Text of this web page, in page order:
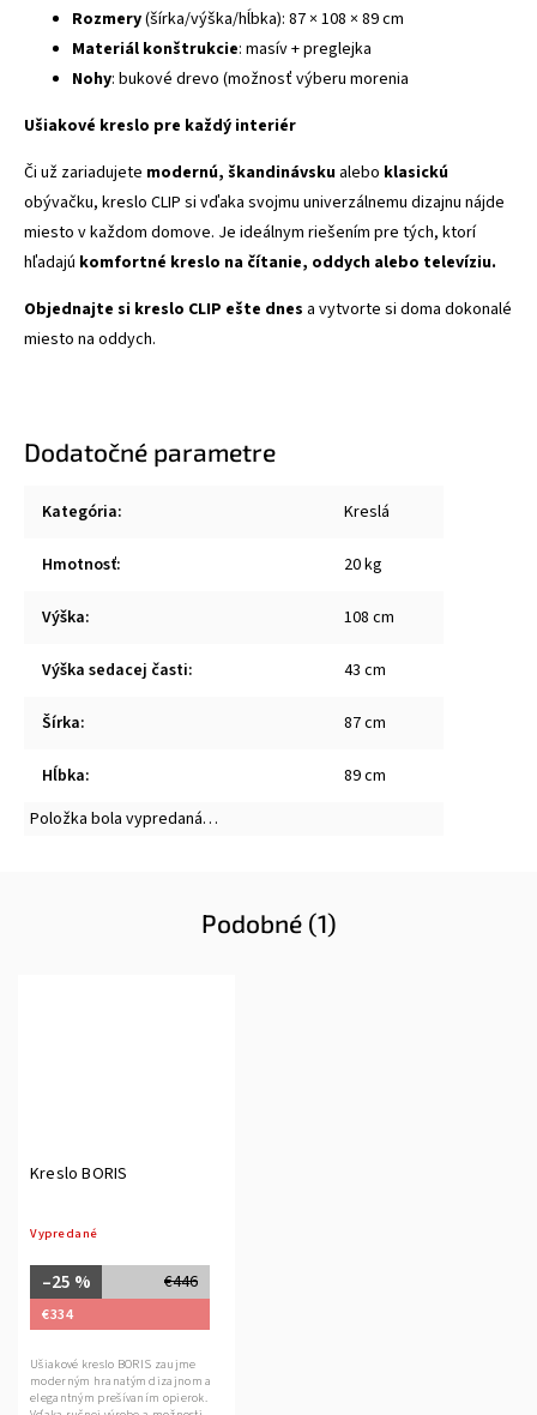
Rozmery(šírka/výška/hĺbka): 87 × 108 × 89 cm
Materiál konštrukcie: masív + preglejka
Nohy: bukové drevo (možnosť výberu morenia
Ušiakové kreslo pre každý interiér
Či už zariadujete modernú, škandinávsku alebo klasickú
obývačku, kreslo CLIP si vďaka svojmu univerzálnemu dizajnu nájde
miesto v každom domove. Je ideálnym riešením pre tých, ktorí
hľadajú komfortné kreslo na čítanie, oddych alebo televíziu.
Objednajte si kreslo CLIP ešte dnes a vytvorte si doma dokonalé
miesto na oddych.
Dodatočné parametre
Kategória: Kreslá
Hmotnosť: 20 kg
Výška: 108 cm
Výška sedacej časti: 43 cm
Šírka: 87 cm
Hĺbka:
89 cm
Položka bola vypredaná…
Podobné (1)
Kreslo BORIS
Vypredané
€446
–25 %
€334
Ušiakové kreslo BORIS zaujme
moderným hranatým dizajnom a
elegantným prešívaním opierok.